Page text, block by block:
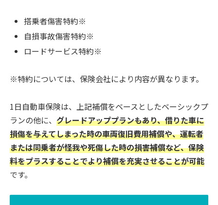
搭乗者傷害特約※
自損事故傷害特約※
ロードサービス特約※
※特約については、保険会社により内容が異なります。
1日自動車保険は、上記補償をベースとしたベーシックプ
ランの他に、 グレードアッププランもあり、借りた車に
損傷を与えてしまった時の車両復旧費用補償や、運転者
または同乗者が怪我や死傷した時の損害補償など、保険
料をプラスすることでより補償を充実させることが可能
です。